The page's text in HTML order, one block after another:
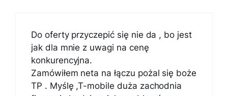
Do oferty przyczepić się nie da , bo jest
jak dla mnie z uwagi na cenę
konkurencyjna.
Zamówiłem neta na łączu pożal się boże
TP . Myślę ,T-mobile duża zachodnia